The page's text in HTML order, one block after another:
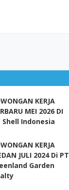
KERJA
MEI 2026 DI
Shell Indonesia
KERJA
JULI 2024 Di PT
Garden